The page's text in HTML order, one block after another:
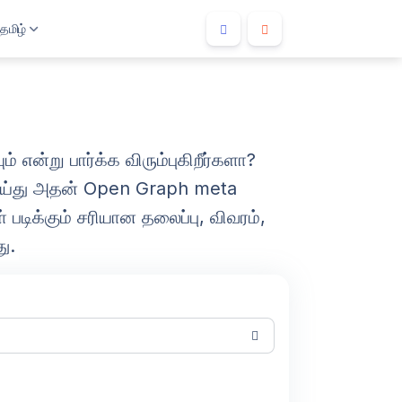
தமிழ்
பார்க்க விரும்புகிறீர்களா?
அதன் Open Graph meta
சரியான தலைப்பு, விவரம்,